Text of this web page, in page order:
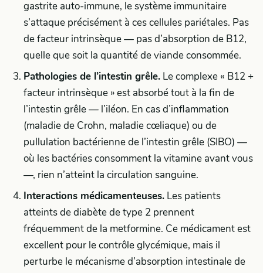
gastrite auto-immune, le système immunitaire
s’attaque précisément à ces cellules pariétales. Pas
de facteur intrinsèque — pas d’absorption de B12,
quelle que soit la quantité de viande consommée.
Pathologies de l’intestin grêle. Le complexe « B12 +
facteur intrinsèque » est absorbé tout à la fin de
l’intestin grêle — l’iléon. En cas d’inflammation
(maladie de Crohn, maladie cœliaque) ou de
pullulation bactérienne de l’intestin grêle (SIBO) —
où les bactéries consomment la vitamine avant vous
—, rien n’atteint la circulation sanguine.
Interactions médicamenteuses. Les patients
atteints de diabète de type 2 prennent
fréquemment de la metformine. Ce médicament est
excellent pour le contrôle glycémique, mais il
perturbe le mécanisme d’absorption intestinale de